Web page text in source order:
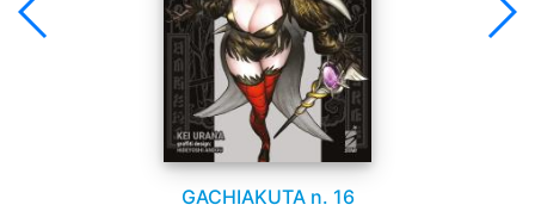
GACHIAKUTA n. 16